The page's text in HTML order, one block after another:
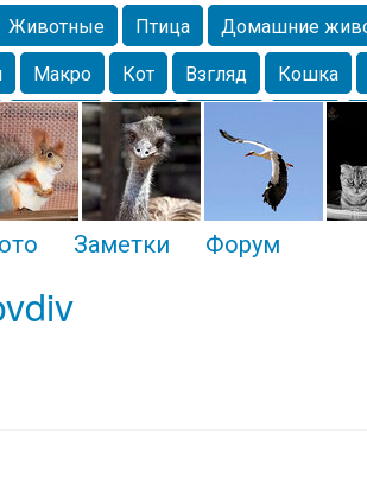
Животные Птица Домашние
Макро Кот Взгляд Кошка
Москва Парк Белка
Николаев Насекомое Коты
Заметки Форум